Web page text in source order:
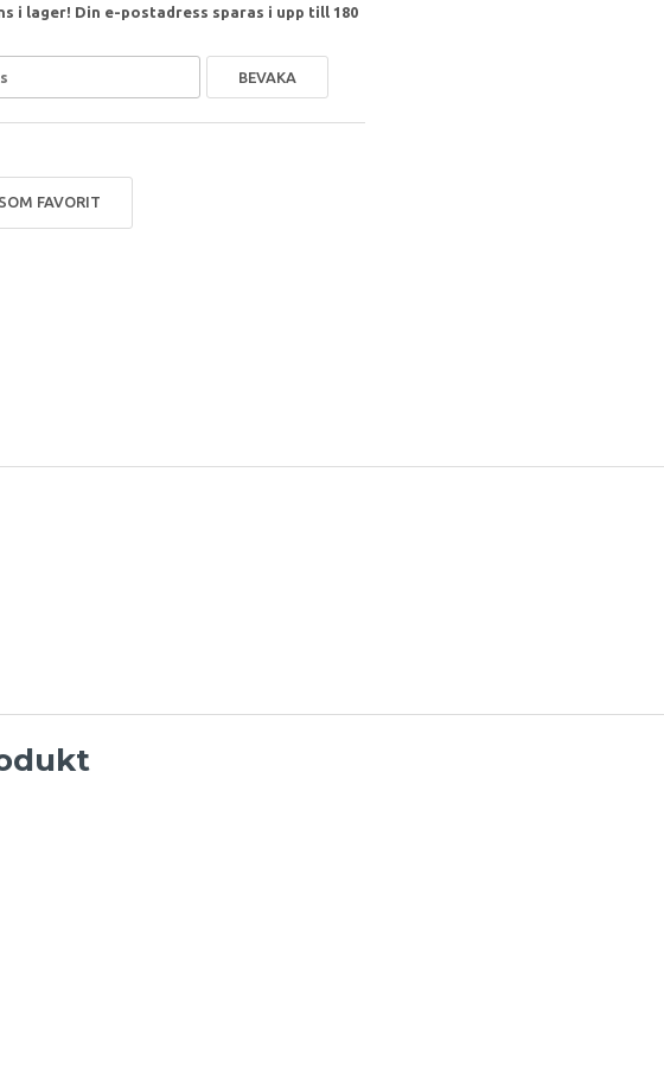
i lager! Din e-postadress sparas i upp till 180
BEVAKA
FAVORIT